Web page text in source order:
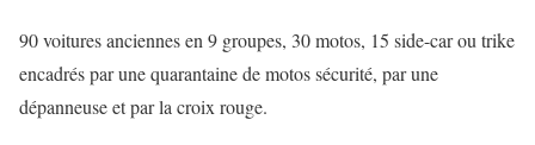
90 voitures anciennes en 9 groupes, 30 motos, 15 side-car ou trike
encadrés par une quarantaine de motos sécurité, par une
dépanneuse et par la croix rouge.